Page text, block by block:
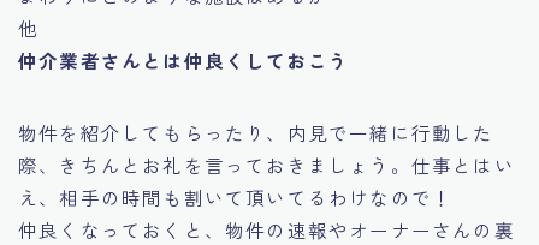
他
仲介業者さんとは仲良くしておこう
物件を紹介してもらったり、内見で一緒に行動した
際、きちんとお礼を言っておきましょう。仕事とはい
え、相手の時間も割いて頂いてるわけなので！
仲良くなっておくと、物件の速報やオーナーさんの裏